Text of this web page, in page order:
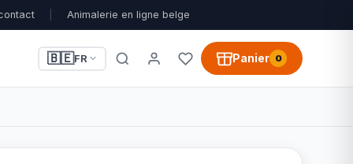
Animalerie en ligne belge
🇧🇪FR Panier 0